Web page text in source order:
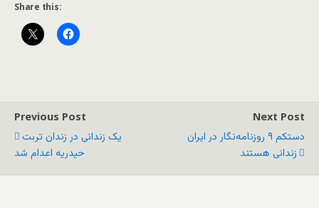
Share this:
Previous Post
یک زندانی در زندان تربت
حیدریه اعدام شد
Next Post
دستکم ۹ روزنامه‌نگار در ایران
زندانی هستند